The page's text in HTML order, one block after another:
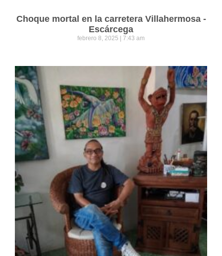
Choque mortal en la carretera Villahermosa -
Escárcega
febrero 8, 2025 7:43 am